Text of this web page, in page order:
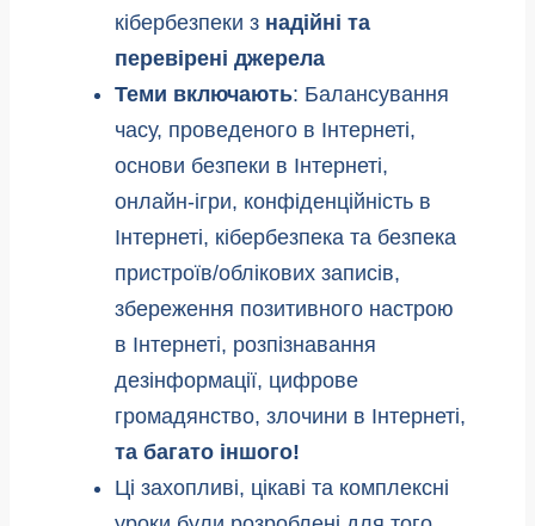
кібербезпеки з надійні та
перевірені джерела
Теми включають: Балансування
часу, проведеного в Інтернеті,
основи безпеки в Інтернеті,
онлайн-ігри, конфіденційність в
Інтернеті, кібербезпека та безпека
пристроїв/облікових записів,
збереження позитивного настрою
в Інтернеті, розпізнавання
дезінформації, цифрове
громадянство, злочини в Інтернеті,
та багато іншого!
Ці захопливі, цікаві та комплексні